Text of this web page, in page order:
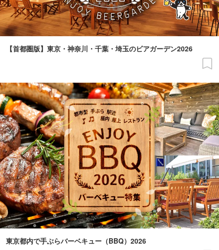
【首都圏版】東京・神奈川・千葉・埼玉のビアガーデン2026
東京都内で手ぶらバーベキュー（BBQ）2026